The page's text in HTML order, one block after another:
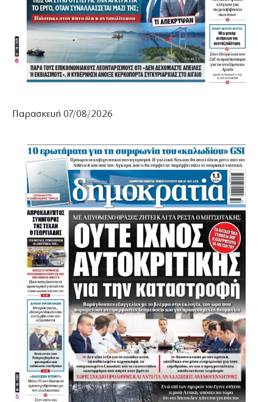
Παρασκευή 07/08/2026